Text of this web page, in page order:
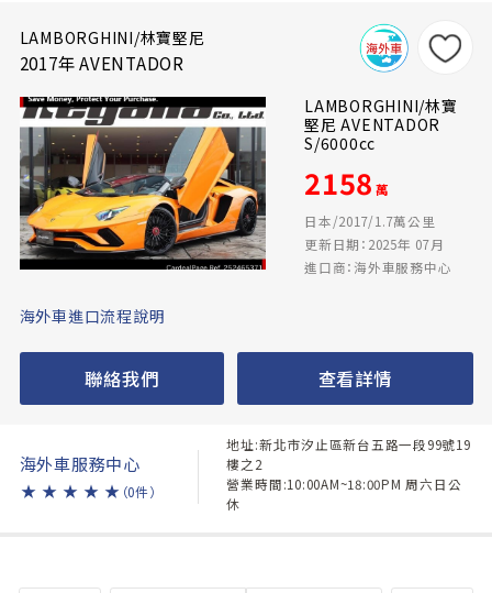
LAMBORGHINI/林寶堅尼
2017年 AVENTADOR
LAMBORGHINI/林寶
堅尼 AVENTADOR
S/6000cc
2158 萬
日本/2017/1.7萬公里
更新日期：2025年 07月
進口商：海外車服務中心
海外車進口流程說明
聯絡我們 查看詳情
海外車服務中心
★ ★ ★ ★ ★ （0件）
地址:新北市汐止區新台五路一段99號19
樓之2
營業時間:10:00AM~18:00PM 周六日公
休